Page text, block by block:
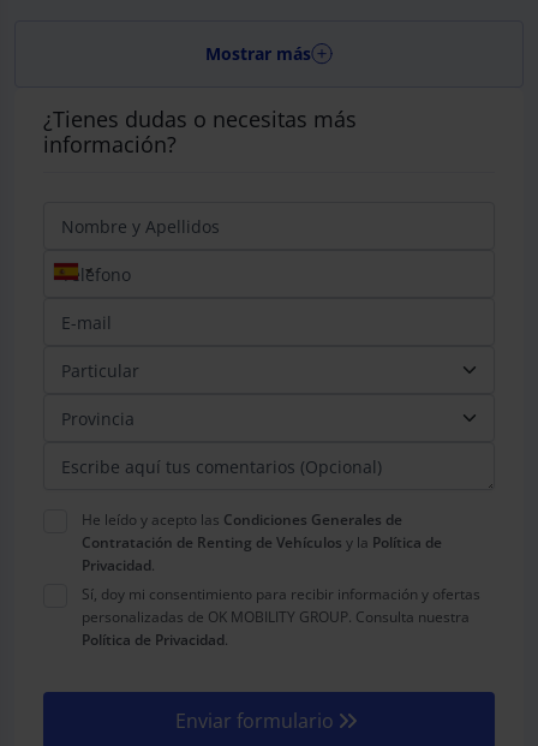
Mostrar más
¿Tienes dudas o necesitas más
información?
Teléfono
He leído y acepto las Condiciones Generales de
Contratación de Renting de Vehículos y la Política de
Privacidad.
Sí, doy mi consentimiento para recibir información y ofertas
personalizadas de OK MOBILITY GROUP. Consulta nuestra
Política de Privacidad.
Enviar formulario